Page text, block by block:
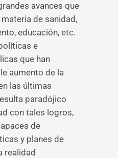
avances que
de sanidad,
educación, etc.
e
que han
aumento de la
las últimas
paradójico
con tales logros,
de
y planes de
realidad